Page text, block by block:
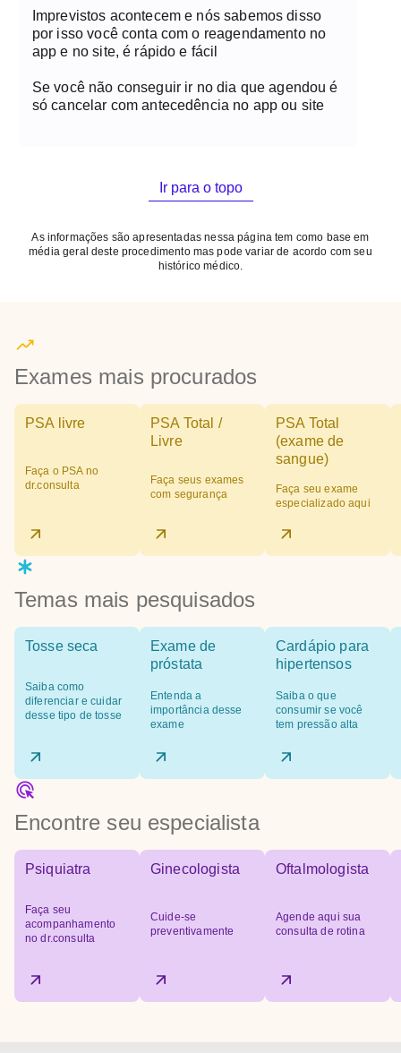
Imprevistos acontecem e nós sabemos disso
por isso você conta com o reagendamento no
app e no site, é rápido e fácil
Se você não conseguir ir no dia que agendou é
só cancelar com antecedência no app ou site
Ir para o topo
As informações são apresentadas nessa página tem como base em
média geral deste procedimento mas pode variar de acordo com seu
histórico médico.
Exames mais procurados
PSA livre
Faça o PSA no
dr.consulta
PSA Total /
Livre
Faça seus exames
com segurança
PSA Total
(exame de
sangue)
Faça seu exame
especializado aqui
Temas mais pesquisados
Tosse seca
Saiba como
diferenciar e cuidar
desse tipo de tosse
Exame de
próstata
Entenda a
importância desse
exame
Cardápio para
hipertensos
Saiba o que
consumir se você
tem pressão alta
Encontre seu especialista
Psiquiatra
Faça seu
acompanhamento
no dr.consulta
Ginecologista
Cuide-se
preventivamente
Oftalmologista
Agende aqui sua
consulta de rotina